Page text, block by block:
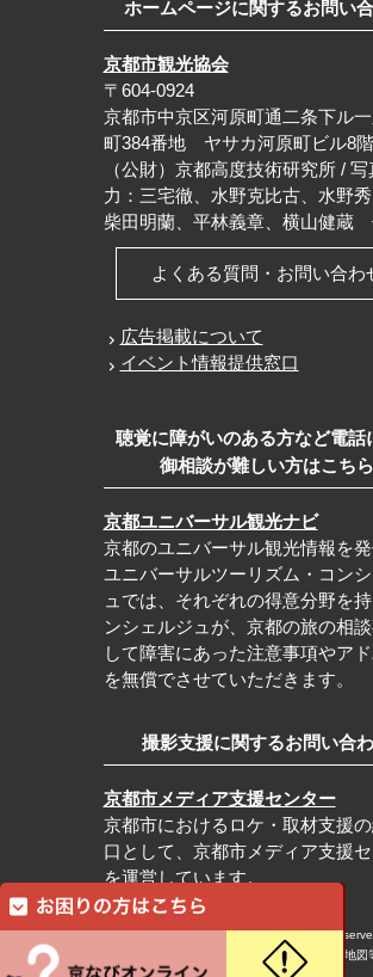
ホームページに関するお問い
京都市観光協会
〒604-0924
京都市中京区河原町通二条下ル
町384番地 ヤサカ河原町ビル8階
（公財）京都高度技術研究所 / 写
力：三宅徹、水野克比古、水野秀
柴田明蘭、平林義章、横山健蔵
よくある質問・お問い合わ
広告掲載について
イベント情報提供窓口
聴覚に障がいのある方など電話
御相談が難しい方はこちら
京都ユニバーサル観光ナビ
京都のユニバーサル観光情報を発
ユニバーサルツーリズム・コン
ュでは、それぞれの得意分野を
ンシェルジュが、京都の旅の相
して障害にあった注意事項やア
を無償でさせていただきます。
撮影支援に関するお問い合
京都市メディア支援センター
京都市におけるロケ・取材支援
口として、京都市メディア支援
を運営しています。
c Kyoto City Tourism Association All rights
※本ホームページの内容・写真・イラスト・地図
固くお断りします。